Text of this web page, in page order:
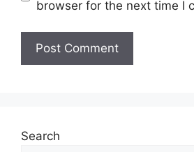
browser for the next time I
Search